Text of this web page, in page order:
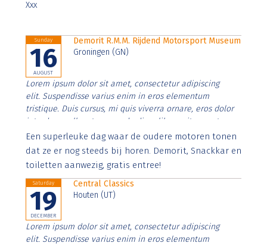
Xxx
Sunday
16
AUGUST
Demorit R.M.M. Rijdend Motorsport Museum
Groningen (GN)
Lorem ipsum dolor sit amet, consectetur adipiscing
elit. Suspendisse varius enim in eros elementum
tristique. Duis cursus, mi quis viverra ornare, eros dolor
interdum nulla, ut commodo diam libero vitae erat.
Aenean faucibus nibh et justo cursus id rutrum lorem
imperdiet. Nunc ut sem vitae risus tristique posuere.
Een superleuke dag waar de oudere motoren tonen
dat ze er nog steeds bij horen. Demorit, Snackkar en
toiletten aanwezig, gratis entree!
Saturday
19
DECEMBER
Central Classics
Houten (UT)
Lorem ipsum dolor sit amet, consectetur adipiscing
elit. Suspendisse varius enim in eros elementum